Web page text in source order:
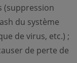
(suppression
du système
de virus, etc.) ;
de perte de